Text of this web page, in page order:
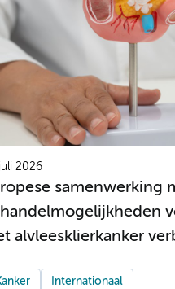
2026
samenwerking
alvleesklierkanker
Internationaal